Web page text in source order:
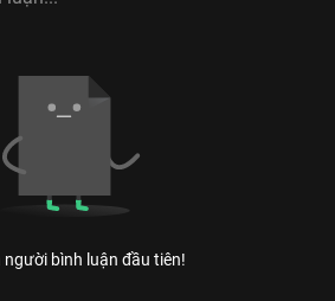
người bình luận đầu tiên!